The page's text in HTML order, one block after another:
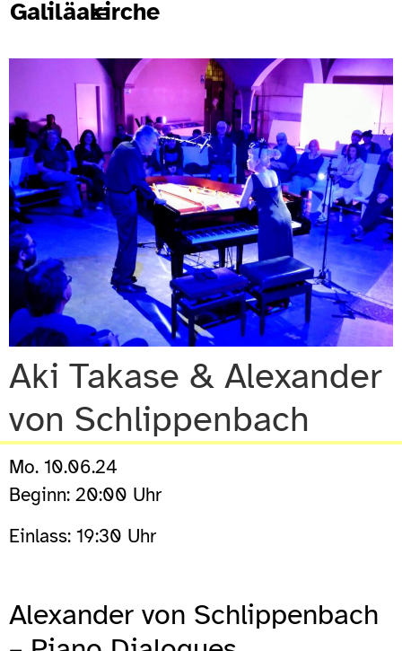
Galiläakirche
Aki Takase & Alexander
von Schlippenbach
Mo. 10.06.24
Beginn: 20:00 Uhr
Einlass: 19:30 Uhr
Alexander von Schlippenbach